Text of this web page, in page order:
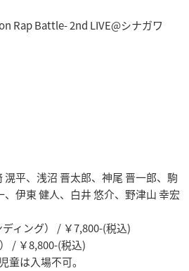
Rap Battle- 2nd LIVE@シナガワ
平、浅沼 晋太郎、神尾 晋一郎、駒
、伊東 健人、白井 悠介、野津山 幸宏
ィング） / ￥7,800-(税込)
/ ￥8,800-(税込)
童は入場不可。